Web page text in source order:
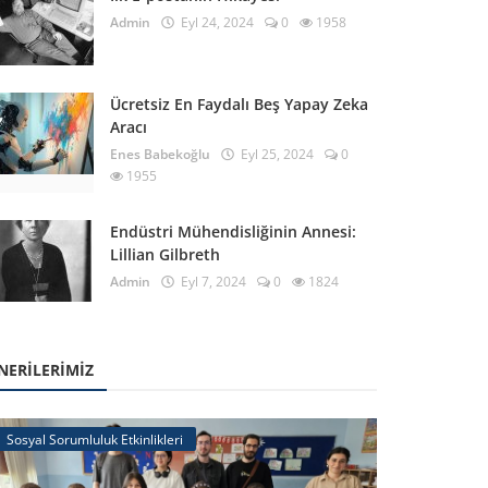
Admin Eyl 24, 2024 0 1958
Ücretsiz En Faydalı Beş Yapay Zeka
Aracı
Enes Babekoğlu Eyl 25, 2024
0
1955
Endüstri Mühendisliğinin Annesi:
Lillian Gilbreth
Admin Eyl 7, 2024 0 1824
Sosyal Sorumluluk Etkinlikleri